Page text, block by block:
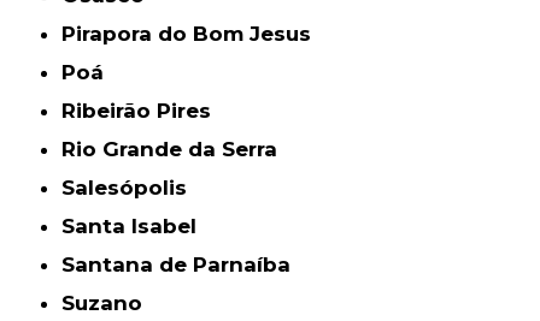
Pirapora do Bom Jesus
Poá
Ribeirão Pires
Rio Grande da Serra
Salesópolis
Santa Isabel
Santana de Parnaíba
Suzano